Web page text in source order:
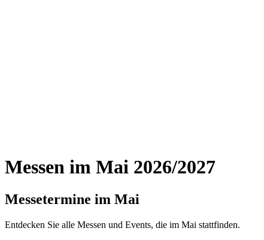
Messen im Mai 2026/2027
Messetermine im Mai
Entdecken Sie alle Messen und Events, die im Mai stattfinden.